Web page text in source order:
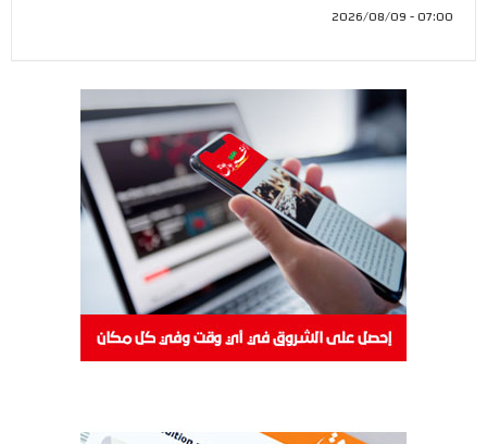
07:00 - 2026/08/09